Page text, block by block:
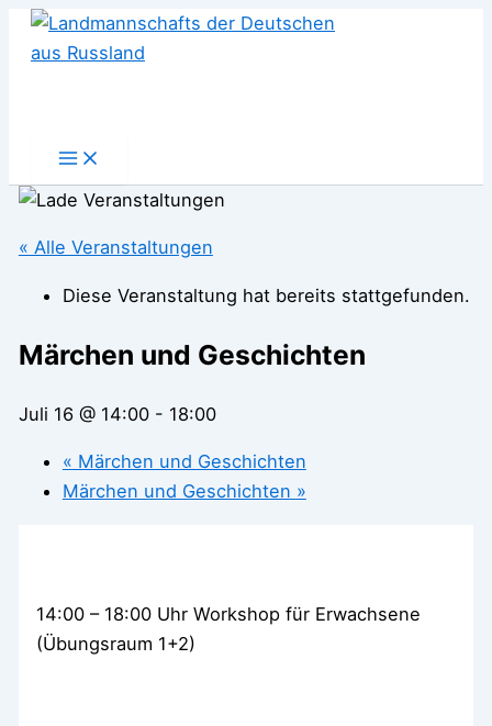
Zum
Inhalt
« Alle Veranstaltungen
Diese Veranstaltung hat bereits stattgefunden.
Märchen und Geschichten
Juli 16 @ 14:00- 18:00
« Märchen und Geschichten
Märchen und Geschichten »
14:00 – 18:00 Uhr Workshop für Erwachsene
(Übungsraum 1+2)